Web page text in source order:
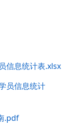
信息统计表.xlsx
员信息统计
.pdf